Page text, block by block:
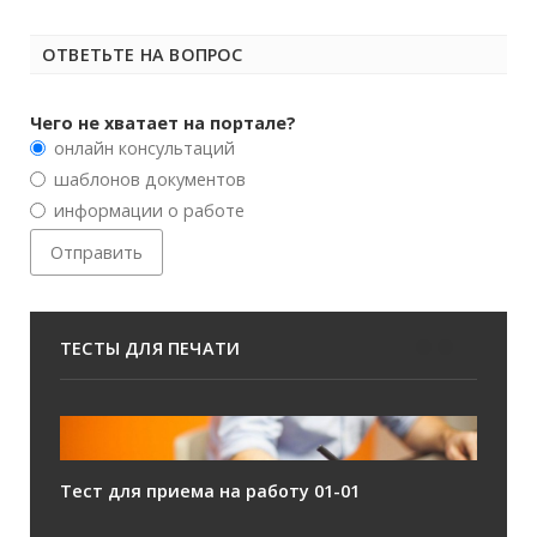
ОТВЕТЬТЕ НА ВОПРОС
Чего не хватает на портале?
онлайн консультаций
шаблонов документов
информации о работе
ТЕСТЫ ДЛЯ ПЕЧАТИ
Тест для приема на работу 01-01